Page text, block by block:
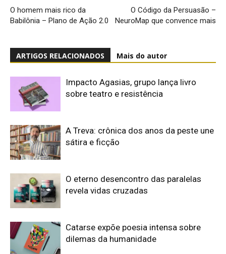
O homem mais rico da
Babilônia – Plano de Ação 2.0
O Código da Persuasão –
NeuroMap que convence mais
ARTIGOS RELACIONADOS Mais do autor
Impacto Agasias, grupo lança livro
sobre teatro e resistência
A Treva: crônica dos anos da peste une
sátira e ficção
O eterno desencontro das paralelas
revela vidas cruzadas
Catarse expõe poesia intensa sobre
dilemas da humanidade